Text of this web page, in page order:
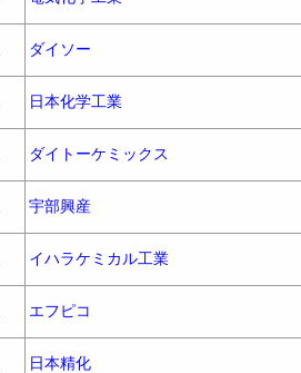
ダイソー
日本化学工業
ダイトーケミックス
宇部興産
イハラケミカル工業
エフピコ
日本精化